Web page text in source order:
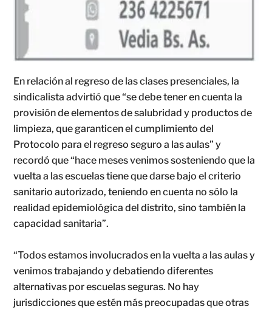
En relación al regreso de las clases presenciales, la
sindicalista advirtió que “se debe tener en cuenta la
provisión de elementos de salubridad y productos de
limpieza, que garanticen el cumplimiento del
Protocolo para el regreso seguro a las aulas” y
recordó que “hace meses venimos sosteniendo que la
vuelta a las escuelas tiene que darse bajo el criterio
sanitario autorizado, teniendo en cuenta no sólo la
realidad epidemiológica del distrito, sino también la
capacidad sanitaria”.
“Todos estamos involucrados en la vuelta a las aulas y
venimos trabajando y debatiendo diferentes
alternativas por escuelas seguras. No hay
jurisdicciones que estén más preocupadas que otras